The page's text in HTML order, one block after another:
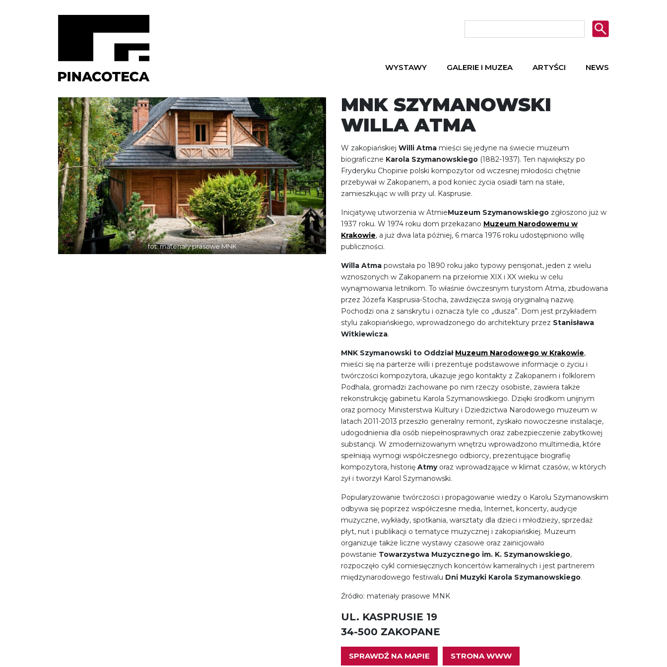
WYSTAWY GALERIE I MUZEA ARTYŚCI NEWS
fot. materiały prasowe MNK
MNK SZYMANOWSKI
WILLA ATMA
W zakopiańskiej Willi Atma mieści się jedyne na świecie muzeum
biograficzne Karola Szymanowskiego (1882-1937). Ten największy po
Fryderyku Chopinie polski kompozytor od wczesnej młodości chętnie
przebywał w Zakopanem, a pod koniec życia osiadł tam na stałe,
zamieszkując w willi przy ul. Kasprusie.
Inicjatywę utworzenia w AtmieMuzeum Szymanowskiego zgłoszono już w
1937 roku. W 1974 roku dom przekazano Muzeum Narodowemu w
Krakowie, a już dwa lata później, 6 marca 1976 roku udostępniono willę
publiczności.
Willa Atma powstała po 1890 roku jako typowy pensjonat, jeden z wielu
wznoszonych w Zakopanem na przełomie XIX i XX wieku w celu
wynajmowania letnikom. To właśnie ówczesnym turystom Atma, zbudowana
przez Józefa Kasprusia-Stocha, zawdzięcza swoją oryginalną nazwę.
Pochodzi ona z sanskrytu i oznacza tyle co „dusza”. Dom jest przykładem
stylu zakopiańskiego, wprowadzonego do architektury przez Stanisława
Witkiewicza.
MNK Szymanowski to Oddział Muzeum Narodowego w Krakowie,
mieści się na parterze willi i prezentuje podstawowe informacje o życiu i
twórczości kompozytora, ukazuje jego kontakty z Zakopanem i folklorem
Podhala, gromadzi zachowane po nim rzeczy osobiste, zawiera także
rekonstrukcję gabinetu Karola Szymanowskiego. Dzięki środkom unijnym
oraz pomocy Ministerstwa Kultury i Dziedzictwa Narodowego muzeum w
latach 2011-2013 przeszło generalny remont, zyskało nowoczesne instalacje,
udogodnienia dla osób niepełnosprawnych oraz zabezpieczenie zabytkowej
substancji. W zmodernizowanym wnętrzu wprowadzono multimedia, które
spełniają wymogi współczesnego odbiorcy, prezentujące biografię
kompozytora, historię Atmyoraz wprowadzające w klimat czasów, w których
żył i tworzył Karol Szymanowski.
Popularyzowanie twórczości i propagowanie wiedzy o Karolu Szymanowskim
odbywa się poprzez współczesne media, Internet, koncerty, audycje
muzyczne, wykłady, spotkania, warsztaty dla dzieci i młodzieży, sprzedaż
płyt, nut i publikacji o tematyce muzycznej i zakopiańskiej. Muzeum
organizuje także liczne wystawy czasowe oraz zainicjowało
powstanie Towarzystwa Muzycznego im. K. Szymanowskiego,
rozpoczęło cykl comiesięcznych koncertów kameralnych i jest partnerem
międzynarodowego festiwalu Dni Muzyki Karola Szymanowskiego.
Źródło: materiały prasowe MNK
UL. KASPRUSIE 19
34-500 ZAKOPANE
SPRAWDŹ NA MAPIE STRONA WWW